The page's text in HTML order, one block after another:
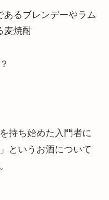
あるブレンデーやラム
麦焼酎
持ち始めた入門者に
というお酒について